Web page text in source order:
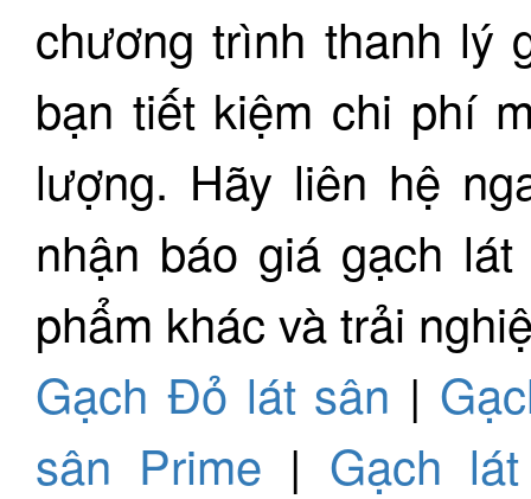
chương trình thanh lý
bạn tiết kiệm chi phí
lượng. Hãy liên hệ
nhận báo giá gạch
phẩm khác và trải
Gạch Đỏ lát sân |
sân Prime | Gạch